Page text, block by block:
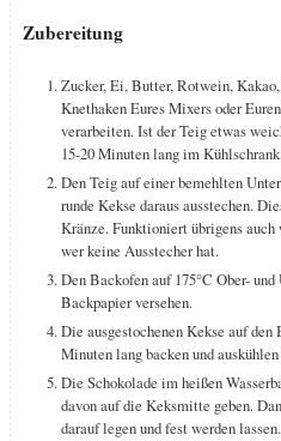
Zubereitung
Zucker, Ei, Butter, Rotwein,
Knethaken Eures Mixers oder
verarbeiten. Ist der Teig etwas
15-20 Minuten lang im
Den Teig auf einer bemehlten
runde Kekse daraus ausstechen.
Kränze. Funktioniert übrigens
wer keine Ausstecher hat.
Den Backofen auf 175°C Ober-
Backpapier versehen.
Die ausgestochenen Kekse auf
Minuten lang backen und
Die Schokolade im heißen
davon auf die Keksmitte geben.
darauf legen und fest werden lassen.